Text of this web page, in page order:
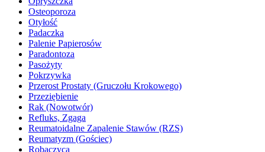
Osteoporoza
Otyłość
Padaczka
Palenie Papierosów
Paradontoza
Pasożyty
Pokrzywka
Przerost Prostaty (Gruczołu Krokowego)
Przeziębienie
Rak (Nowotwór)
Refluks, Zgaga
Reumatoidalne Zapalenie Stawów (RZS)
Reumatyzm (Gościec)
Robaczyca